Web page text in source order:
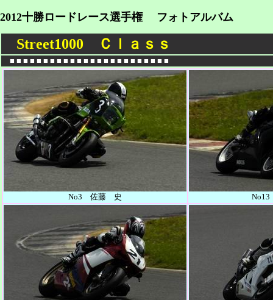
2012十勝ロードレース選手権 フォトアルバム
Street1000 Ｃｌａｓｓ
■ ■ ■ ■ ■ ■ ■ ■ ■ ■ ■ ■ ■ ■ ■ ■ ■ ■ ■ ■ ■ ■ ■ ■
No3 佐藤 史